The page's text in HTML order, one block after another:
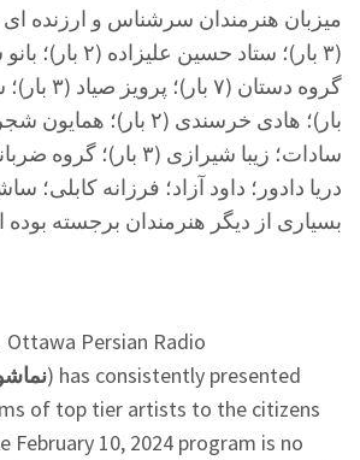
میزبان هنرمندان سرشناس و ارزنده ای
بار)؛ هادی خرسندی (۲
سادات؛ زیبا شیرازی (۳
دریا دادور؛ داود آزاد؛ فرزانه کابلی؛
بسیاری از دیگر هنرمندان برجسته
Ottawa Persian Radio
) has consistently presented
of top tier artists to the citizens
February 10, 2024 program is no